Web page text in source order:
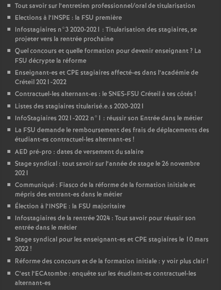
Tout savoir sur l’entretien professionnel/oral de titularisation
Elections à l’INSPE : la FSU première
Infostagiaires n°3 2020-2021 : Titularisation des stagiaires, se
projeter vers la rentrée prochaine
Quel concours et quelle formation pour devenir enseignant? La
FSU décrypte la réforme
Enseignant-es etCPE stagiaires affecté-es dans l’académie de
Créteil 2021-2022
Contractuel-les alternant-es : leSNES-FSU Créteil à tes côtés !
Listes des stagiaires titularisé.e.s 2020-2021
InfoStagiaires 2021-2022 n°1 : réussir son Entrée dans le métier
La FSU demande le remboursement des frais de déplacements des
étudiant-es contractuel-les alternant-es !
AED pré-pro : dates de versement du salaire
Stage syndical : tout savoir sur l’année de stage le 26 novembre
2021
Communiqué : Fiasco de la réforme de la formation initiale et
mépris des entrant-es dans le métier
Élection à l’INSPE : la FSU majoritaire
Infostagiaires de la rentrée 2024 : Tout savoir pour réussir son
entrée dans le métier
Stage syndical pour les enseignant-es etCPE stagiaires le 10 mars
2022!
Réforme des concours et de la formation initiale : y voir plus clair!
C’est l’ECAtombe : enquête sur les étudiant-es contractuel-les
alternant-es